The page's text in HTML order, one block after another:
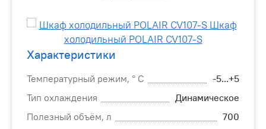
Характеристики
Температурный режим, ° C
-5...+5
Тип охлаждения
Динамическое
Полезный объём, л
700